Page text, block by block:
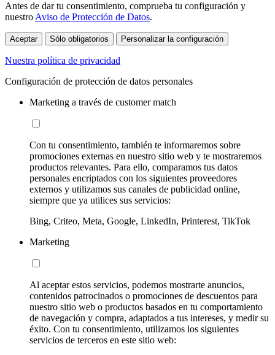
Antes de dar tu consentimiento, comprueba tu configuración y
nuestro Aviso de Protección de Datos.
Aceptar Sólo obligatorios Personalizar la configuración
Nuestra política de privacidad
Configuración de protección de datos personales
Marketing a través de customer match
Con tu consentimiento, también te informaremos sobre
promociones externas en nuestro sitio web y te mostraremos
productos relevantes. Para ello, comparamos tus datos
personales encriptados con los siguientes proveedores
externos y utilizamos sus canales de publicidad online,
siempre que ya utilices sus servicios:
Bing, Criteo, Meta, Google, LinkedIn, Printerest, TikTok
Marketing
Al aceptar estos servicios, podemos mostrarte anuncios,
contenidos patrocinados o promociones de descuentos para
nuestro sitio web o productos basados en tu comportamiento
de navegación y compra, adaptados a tus intereses, y medir su
éxito. Con tu consentimiento, utilizamos los siguientes
servicios de terceros en este sitio web: